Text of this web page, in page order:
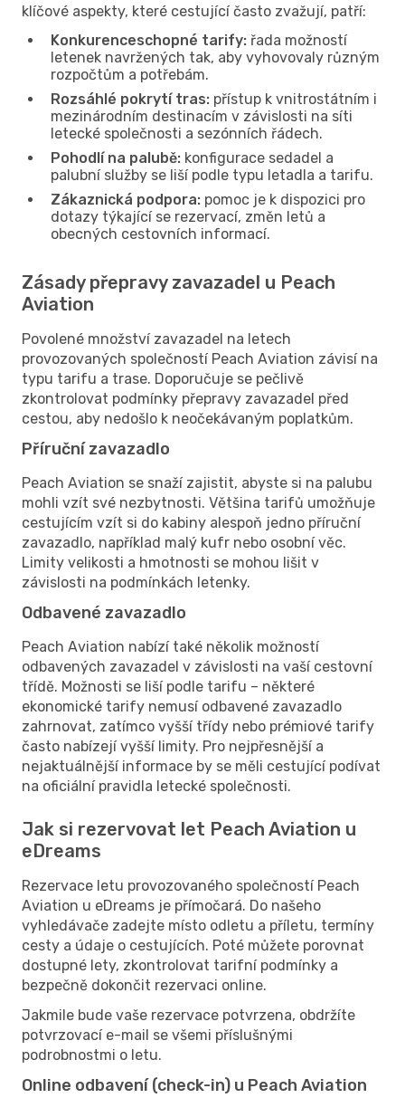
klíčové aspekty, které cestující často zvažují, patří:
Konkurenceschopné tarify: řada možností
letenek navržených tak, aby vyhovovaly různým
rozpočtům a potřebám.
Rozsáhlé pokrytí tras: přístup k vnitrostátním i
mezinárodním destinacím v závislosti na síti
letecké společnosti a sezónních řádech.
Pohodlí na palubě: konfigurace sedadel a
palubní služby se liší podle typu letadla a tarifu.
Zákaznická podpora: pomoc je k dispozici pro
dotazy týkající se rezervací, změn letů a
obecných cestovních informací.
Zásady přepravy zavazadel u Peach
Aviation
Povolené množství zavazadel na letech
provozovaných společností Peach Aviation závisí na
typu tarifu a trase. Doporučuje se pečlivě
zkontrolovat podmínky přepravy zavazadel před
cestou, aby nedošlo k neočekávaným poplatkům.
Příruční zavazadlo
Peach Aviation se snaží zajistit, abyste si na palubu
mohli vzít své nezbytnosti. Většina tarifů umožňuje
cestujícím vzít si do kabiny alespoň jedno příruční
zavazadlo, například malý kufr nebo osobní věc.
Limity velikosti a hmotnosti se mohou lišit v
závislosti na podmínkách letenky.
Odbavené zavazadlo
Peach Aviation nabízí také několik možností
odbavených zavazadel v závislosti na vaší cestovní
třídě. Možnosti se liší podle tarifu – některé
ekonomické tarify nemusí odbavené zavazadlo
zahrnovat, zatímco vyšší třídy nebo prémiové tarify
často nabízejí vyšší limity. Pro nejpřesnější a
nejaktuálnější informace by se měli cestující podívat
na oficiální pravidla letecké společnosti.
Jak si rezervovat let Peach Aviation u
eDreams
Rezervace letu provozovaného společností Peach
Aviation u eDreams je přímočará. Do našeho
vyhledávače zadejte místo odletu a příletu, termíny
cesty a údaje o cestujících. Poté můžete porovnat
dostupné lety, zkontrolovat tarifní podmínky a
bezpečně dokončit rezervaci online.
Jakmile bude vaše rezervace potvrzena, obdržíte
potvrzovací e-mail se všemi příslušnými
podrobnostmi o letu.
Online odbavení (check-in) u Peach Aviation